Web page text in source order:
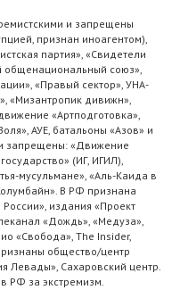
и запрещены
признан иноагентом),
партия», «Свидетели
общенациональный союз»,
«Правый сектор», УНА-
«Мизантропик дивижн»,
«Артподготовка»,
АУЕ, батальоны «Азов» и
запрещены: «Движение
(ИГ, ИГИЛ),
мусульмане», «Аль-Каида в
В РФ признана
издания «Проект
«Дождь», «Медуза»,
«Свобода», The Insider,
общество/центр
Левады», Сахаровский центр.
РФ за экстремизм.